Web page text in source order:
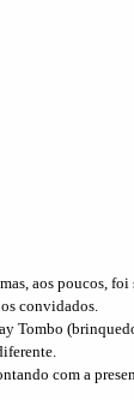
aos poucos,
convidados.
Tombo
com a